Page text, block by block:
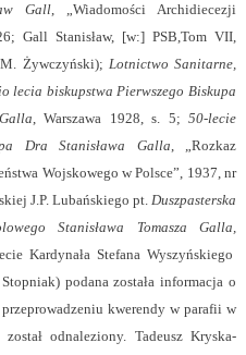
Gall, „Wiadomości Archidiecezji
Gall Stanisław, [w:] PSB,Tom VII,
Żywczyński); Lotnictwo Sanitarne,
lecia biskupstwa Pierwszego Biskupa
, Warszawa 1928, s. 5;50-lecie
Dra Stanisława Galla, „Rozkaz
Wojskowego w Polsce”, 1937, nr
J.P. Lubańskiego pt.Duszpasterska
Stanisława Tomasza Galla,
Kardynała Stefana Wyszyńskiego
podana została informacja o
kwerendy w parafii w
odnaleziony. Tadeusz Kryska-